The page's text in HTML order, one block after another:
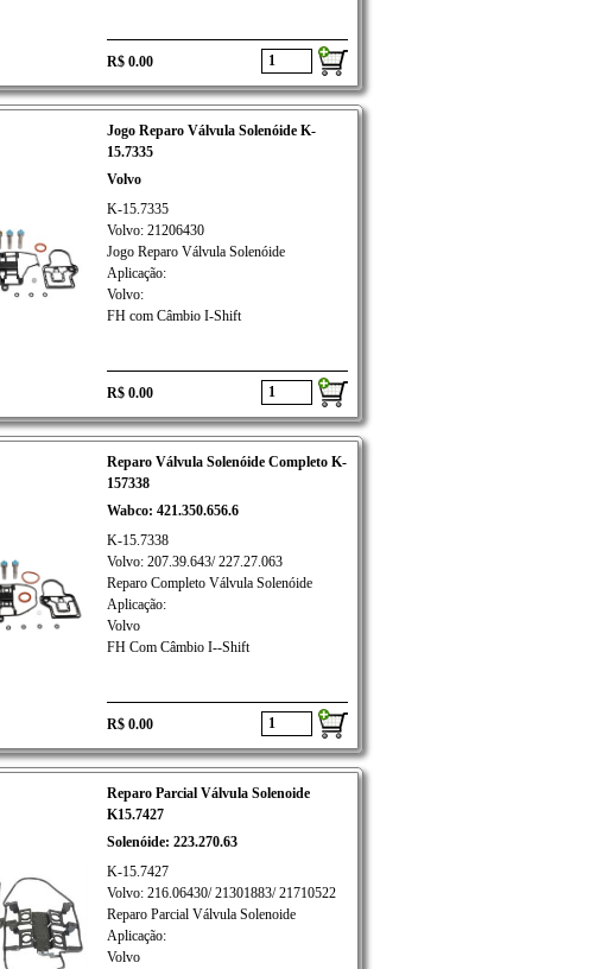
R$ 0.00
Jogo Reparo Válvula Solenóide K-
15.7335
Volvo
K-15.7335
Volvo: 21206430
Jogo Reparo Válvula Solenóide
Aplicação:
Volvo:
FH com Câmbio I-Shift
R$ 0.00
Reparo Válvula Solenóide Completo K-
157338
Wabco: 421.350.656.6
K-15.7338
Volvo: 207.39.643/ 227.27.063
Reparo Completo Válvula Solenóide
Aplicação:
Volvo
FH Com Câmbio I--Shift
R$ 0.00
Reparo Parcial Válvula Solenoide
K15.7427
Solenóide: 223.270.63
K-15.7427
Volvo: 216.06430/ 21301883/ 21710522
Reparo Parcial Válvula Solenoide
Aplicação:
Volvo